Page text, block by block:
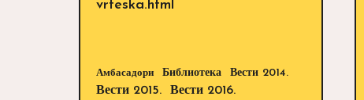
vrteska.html
Амбасадори Библиотека Вести 2014.
Вести 2015. Вести 2016.